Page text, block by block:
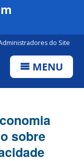
Canais
do Site
MENU
sobre